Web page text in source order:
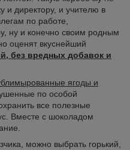
и директору, и учителю в
по работе,
ну и конечно своим родным
оценят вкуснейший
без вредных добавок и
ягоды и
по особой
все полезные
Вместе с шоколадом
можно выбрать горький,